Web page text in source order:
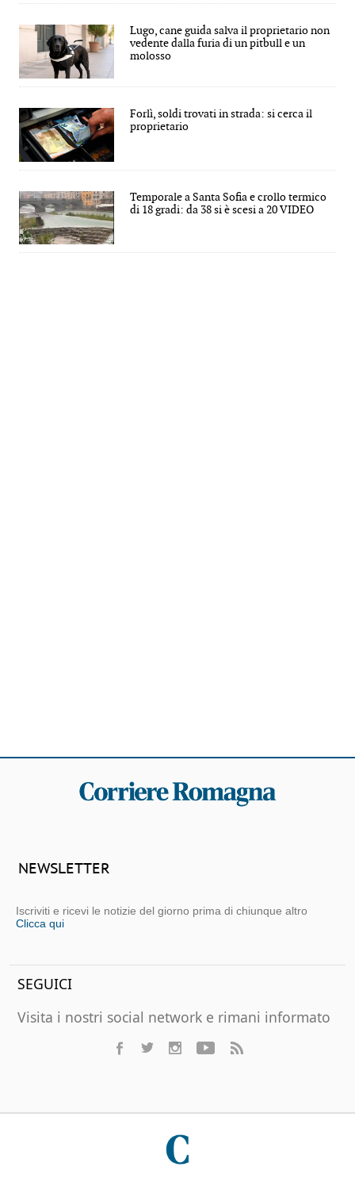
Lugo, cane guida salva il proprietario non
vedente dalla furia di un pitbull e un
molosso
Forlì, soldi trovati in strada: si cerca il
proprietario
Temporale a Santa Sofia e crollo termico
di 18 gradi: da 38 si è scesi a 20 VIDEO
NEWSLETTER
Iscriviti e ricevi le notizie del giorno prima di chiunque altro
Clicca qui
SEGUICI
Visita i nostri social network e rimani informato